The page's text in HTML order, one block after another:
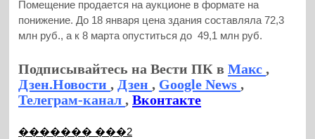
Помещение продается на аукционе в формате на
понижение. До 18 января цена здания составляла 72,3
млн руб., а к 8 марта опуститься до 49,1 млн руб.
Подписывайтесь на Вести ПК вМакс,
Дзен.Новости, Дзен, Google News,
Телеграм-канал,Вконтакте
������� ���2